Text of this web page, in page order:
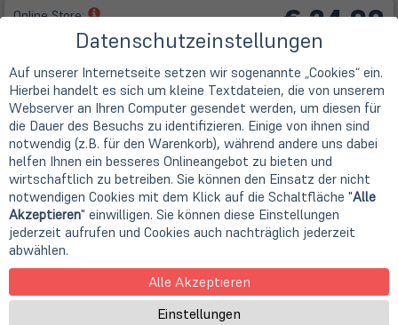
Online Store:
(öffnet
in
neuem
Leider ausverkauft! € 24,90
inkl. USt zzgl.
Varianten / optischer Zustand
64 GB
16,90 €
Datenschutzeinstellungen
Auf unserer Internetseite setzen wir sogenannte „Cookies“ ein.
Hierbei handelt es sich um kleine Textdateien, die von unserem
Webserver an Ihren Computer gesendet werden, um diesen für
die Dauer des Besuchs zu identifizieren. Einige von ihnen sind
notwendig (z.B. für den Warenkorb), während andere uns dabei
helfen Ihnen ein besseres Onlineangebot zu bieten und
wirtschaftlich zu betreiben. Sie können den Einsatz der nicht
notwendigen Cookies mit dem Klick auf die Schaltfläche "Alle
Akzeptieren" einwilligen. Sie können diese Einstellungen
jederzeit aufrufen und Cookies auch nachträglich jederzeit
abwählen.
Alle Akzeptieren
Einstellungen